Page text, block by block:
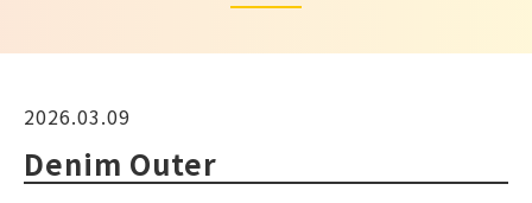
2026.03.09
Denim Outer